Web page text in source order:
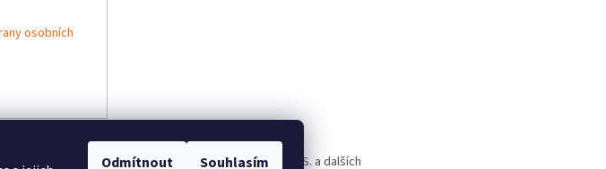
Odmítnout Souhlasím
osobních
Brainstorm Toys, Insect Lore, World Alive, T.A.O.S. a dalších